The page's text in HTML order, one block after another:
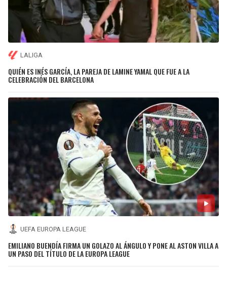
LALIGA
QUIÉN ES INÉS GARCÍA, LA PAREJA DE LAMINE YAMAL QUE FUE A LA
CELEBRACIÓN DEL BARCELONA
UEFA EUROPA LEAGUE
EMILIANO BUENDÍA FIRMA UN GOLAZO AL ÁNGULO Y PONE AL ASTON VILLA A
UN PASO DEL TÍTULO DE LA EUROPA LEAGUE